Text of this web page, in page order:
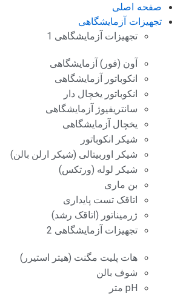
صفحه اصلی
تجهیزات آزمایشگاهی
تجهیزات آزمایشگاهی 1
آون (فور) آزمایشگاهی
انکوباتور آزمایشگاهی
انکوباتور یخچال دار
سانتریفیوژ آزمایشگاهی
یخچال آزمایشگاهی
شیکر انکوباتور
شیکر اوربیتالی (شیکر ارلن بالن)
شیکر لوله (ورتکس)
بن ماری
اتاقک تست پایداری
ژرمیناتور (اتاقک رشد)
تجهیزات آزمایشگاهی 2
هات پلیت مگنت (هیتر استیرر)
شوف بالن
pH متر